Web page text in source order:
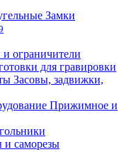
Замки
ограничители
для гравировки
Засовы, задвижки,
Прижимное и
саморезы